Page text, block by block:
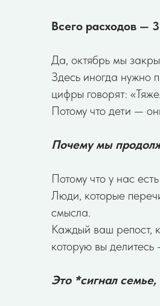
Всего расходов —
Да, октябрь мы
Здесь иногда нужно
цифры говорят:
Потому что дети —
Почему мы
Потому что у нас
Люди, которые
смысла.
Каждый ваш репост,
которую вы
Это *сигнал семье,